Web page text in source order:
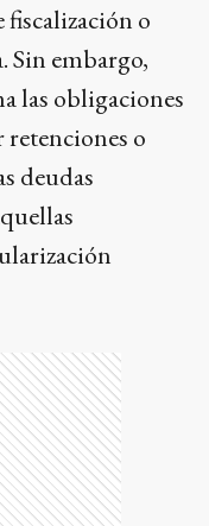
fiscalización o
embargo,
las obligaciones
retenciones o
deudas